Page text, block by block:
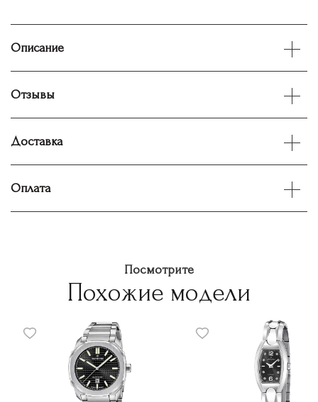
Описание
Отзывы
Доставка
Оплата
Посмотрите
Похожие модели